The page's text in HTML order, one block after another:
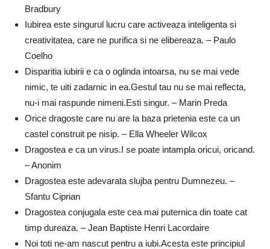
Bradbury
Iubirea este singurul lucru care activeaza inteligenta si
creativitatea, care ne purifica si ne elibereaza. – Paulo
Coelho
Disparitia iubirii e ca o oglinda intoarsa, nu se mai vede
nimic, te uiti zadarnic in ea.Gestul tau nu se mai reflecta,
nu-i mai raspunde nimeni.Esti singur. – Marin Preda
Orice dragoste care nu are la baza prietenia este ca un
castel construit pe nisip. – Ella Wheeler Wilcox
Dragostea e ca un virus.I se poate intampla oricui, oricand.
– Anonim
Dragostea este adevarata slujba pentru Dumnezeu. –
Sfantu Ciprian
Dragostea conjugala este cea mai puternica din toate cat
timp dureaza. – Jean Baptiste Henri Lacordaire
Noi toti ne-am nascut pentru a iubi.Acesta este principiul